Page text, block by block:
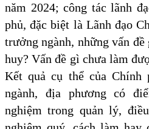
năm 2024; công tác lãnh
phủ, đặc biệt là Lãnh đạo
trưởng ngành, những vấn
huy? Vấn đề gì chưa làm
Kết quả cụ thể của Chính
ngành, địa phương có
nghiệm trong quản lý,